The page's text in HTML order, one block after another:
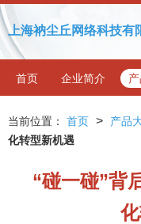
上海衲尘丘网络科技有
首页 企业简介
当前位置： 首页 > 产品
化转型新机遇
“碰一碰”背